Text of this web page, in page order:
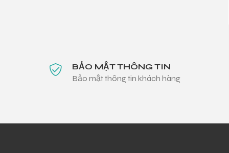
BẢO MẬT THÔNG TIN
Bảo mật thông tin khách hàng